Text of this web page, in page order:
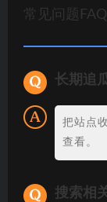
常见问题FAQ
长期追
把站点
查看。
搜索相